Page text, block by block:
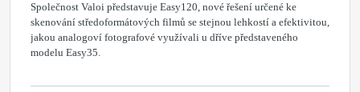
Společnost Valoi představuje Easy120, nové řešení určené ke
skenování středoformátových filmů se stejnou lehkostí a efektivitou,
jakou analogoví fotografové využívali u dříve představeného
modelu Easy35.